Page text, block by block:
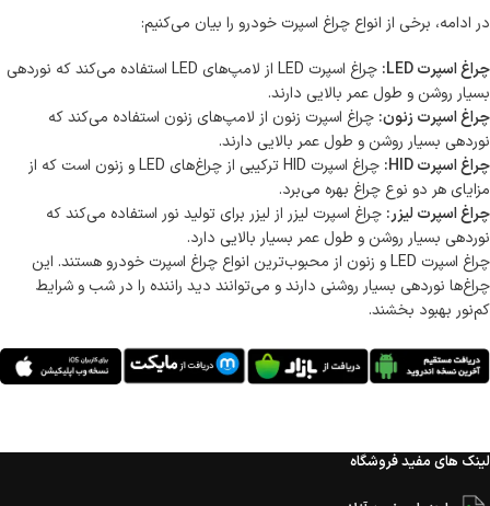
در ادامه، برخی از انواع چراغ اسپرت خودرو را بیان می‌کنیم:
چراغ اسپرت LED:
چراغ اسپرت LED از لامپ‌های LED استفاده می‌کند که نوردهی
بسیار روشن و طول عمر بالایی دارند.
چراغ اسپرت زنون: چراغ اسپرت زنون از لامپ‌های زنون استفاده می‌کند که
نوردهی بسیار روشن و طول عمر بالایی دارند.
چراغ اسپرت HID:
چراغ اسپرت HID ترکیبی از چراغ‌های LED و زنون است که از
مزایای هر دو نوع چراغ بهره می‌برد.
چراغ اسپرت لیزر: چراغ اسپرت لیزر از لیزر برای تولید نور استفاده می‌کند که
نوردهی بسیار روشن و طول عمر بسیار بالایی دارد.
چراغ اسپرت LED و زنون از محبوب‌ترین انواع چراغ اسپرت خودرو هستند. این
چراغ‌ها نوردهی بسیار روشنی دارند و می‌توانند دید راننده را در شب و شرایط
کم‌نور بهبود بخشند.
لینک های مفید فروشگاه